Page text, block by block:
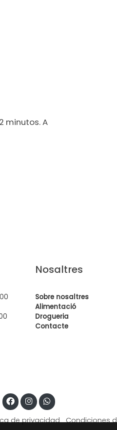
minutos. A
Nosaltres
Sobre nosaltres
Alimentació
Drogueria
Contacte
de privacidad Condiciones